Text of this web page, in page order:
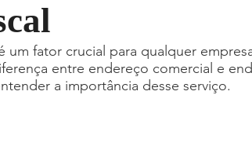
fator crucial para qualquer
entre endereço comercial e
a importância desse serviço.